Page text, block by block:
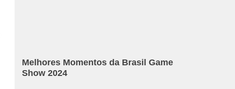
Melhores Momentos da Brasil Game
Show 2024